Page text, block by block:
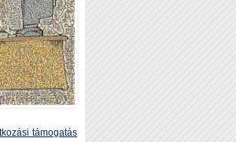
támogatás